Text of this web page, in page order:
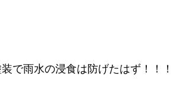
で雨水の浸食は防げたはず！！！